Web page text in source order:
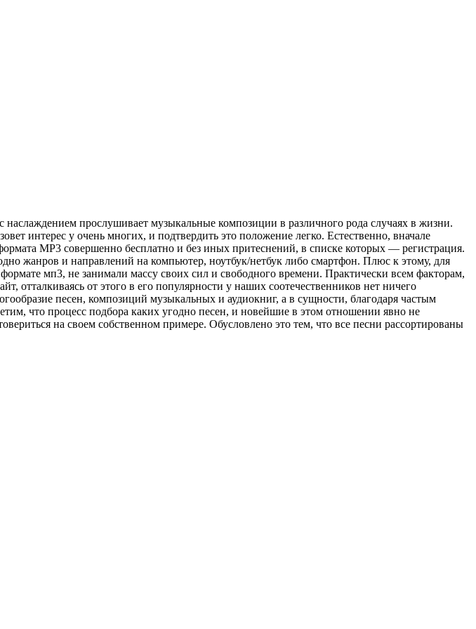
прослушивает музыкальные композиции в различного рода случаях в жизни.
интерес у очень многих, и подтвердить это положение легко. Естественно, вначале
МР3 совершенно бесплатно и без иных притеснений, в списке которых — регистрация.
жанров и направлений на компьютер, ноутбук/нетбук либо смартфон. Плюс к этому, для
мп3, не занимали массу своих сил и свободного времени. Практически всем факторам,
отталкиваясь от этого в его популярности у наших соотечественников нет ничего
песен, композиций музыкальных и аудиокниг, а в сущности, благодаря частым
что процесс подбора каких угодно песен, и новейшие в этом отношении явно не
на своем собственном примере. Обусловлено это тем, что все песни рассортированы